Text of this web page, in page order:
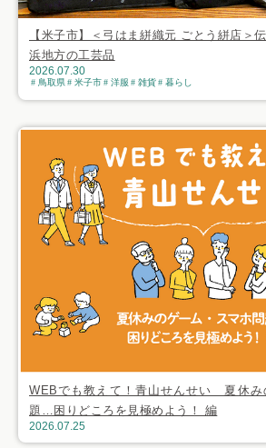
【米子市】＜弓はま絣織元 ごとう絣店＞
浜地方の工芸品
2026.07.30
鳥取県 米子市 洋服 雑貨 暮らし
WEBでも教えて！青山せんせい 夏休み
題…困りどころを見極めよう！ 編
2026.07.25